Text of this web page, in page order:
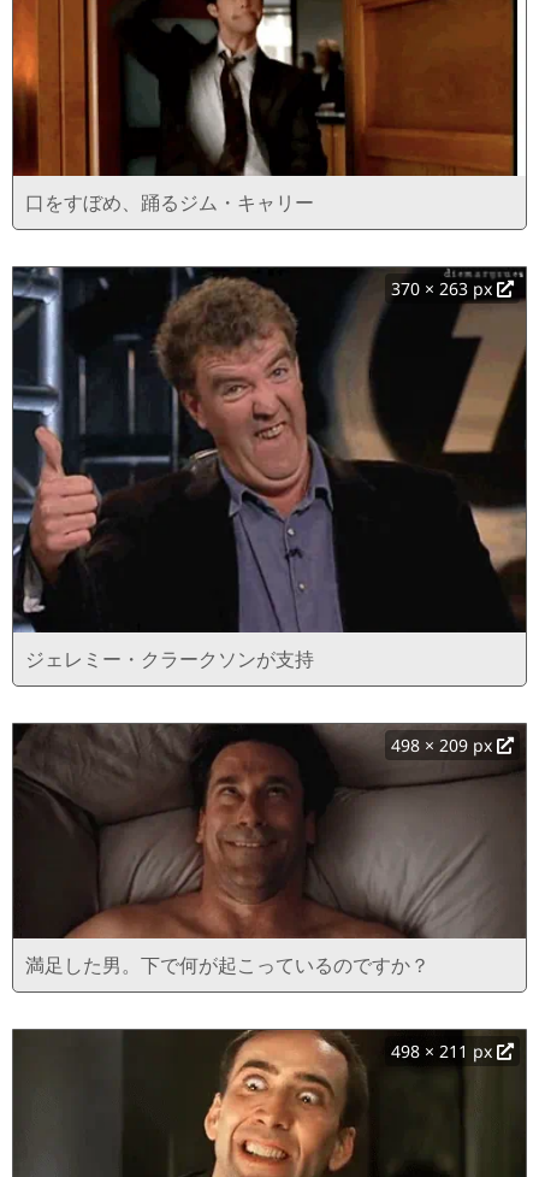
口をすぼめ、踊るジム・キャリー
370 × 263 px
ジェレミー・クラークソンが支持
498 × 209 px
満足した男。下で何が起こっているのですか？
498 × 211 px